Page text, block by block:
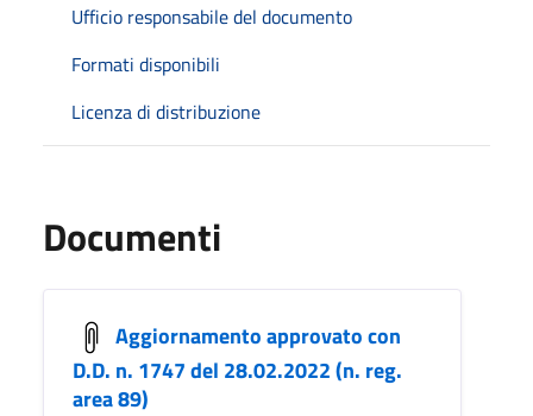
Ufficio responsabile del documento
Formati disponibili
Licenza di distribuzione
Documenti
Aggiornamento approvato con
D.D. n. 1747 del 28.02.2022 (n. reg.
area 89)